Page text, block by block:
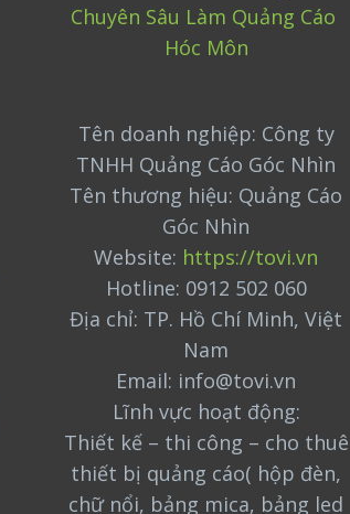
Chuyên Sâu Làm Quảng Cáo
Hóc Môn
Tên doanh nghiệp: Công ty
TNHH Quảng Cáo Góc Nhìn
Tên thương hiệu: Quảng Cáo
Góc Nhìn
Website: https://tovi.vn
Hotline: 0912 502 060
Địa chỉ: TP. Hồ Chí Minh, Việt
Nam
Email: info@tovi.vn
Lĩnh vực hoạt động:
Thiết kế – thi công – cho thuê
thiết bị quảng cáo( hộp đèn,
chữ nổi, bảng mica, bảng led